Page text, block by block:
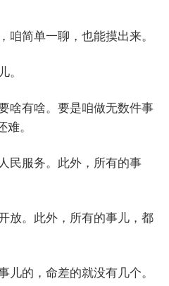
简单一聊，也能摸出来。
。
啥有啥。要是咱做无数件事
。
民服务。此外，所有的事
放。此外，所有的事儿，都
的，命差的就没有几个。